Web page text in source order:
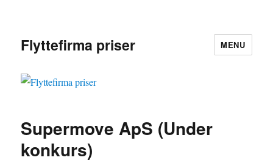
Flyttefirma priser MENU
Supermove ApS (Under
konkurs)